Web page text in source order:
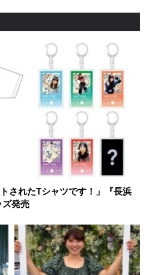
されたTシャツです！」『長浜
ズ発売